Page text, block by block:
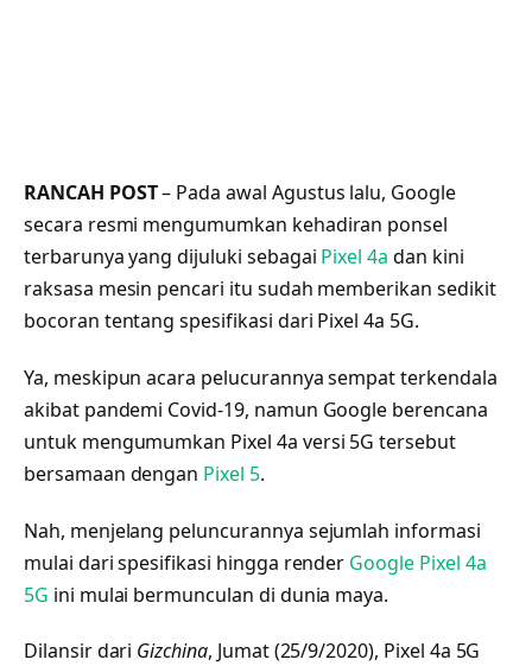
RANCAH POST– Pada awal Agustus lalu, Google
secara resmi mengumumkan kehadiran ponsel
terbarunya yang dijuluki sebagai Pixel 4a dan kini
raksasa mesin pencari itu sudah memberikan sedikit
bocoran tentang spesifikasi dari Pixel 4a 5G.
Ya, meskipun acara pelucurannya sempat terkendala
akibat pandemi Covid-19, namun Google berencana
untuk mengumumkan Pixel 4a versi 5G tersebut
bersamaan dengan Pixel 5.
Nah, menjelang peluncurannya sejumlah informasi
mulai dari spesifikasi hingga render Google Pixel 4a
5G ini mulai bermunculan di dunia maya.
Dilansir dari Gizchina, Jumat (25/9/2020), Pixel 4a 5G